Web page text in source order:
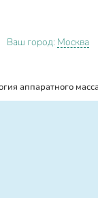
Ваш город: Москва
аппаратного